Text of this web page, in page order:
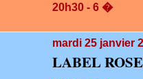
20h30 - 6 �
mardi 25 janvier
LABEL